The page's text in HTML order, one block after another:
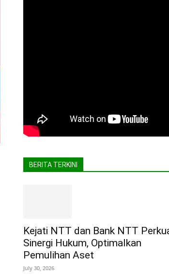
BERITA TERKINI
Kejati NTT dan Bank NTT
Sinergi Hukum, Optimalkan
Pemulihan Aset
July 30, 2026